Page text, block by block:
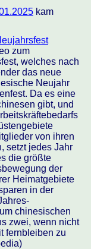
kam
zum
welches nach
das neue
Neujahr
Da es eine
gibt, und
von ihren
setzt jedes Jahr
die größte
der
Heimatgebiete
in der
chinesischen
zwei, wenn nicht
fernbleiben zu